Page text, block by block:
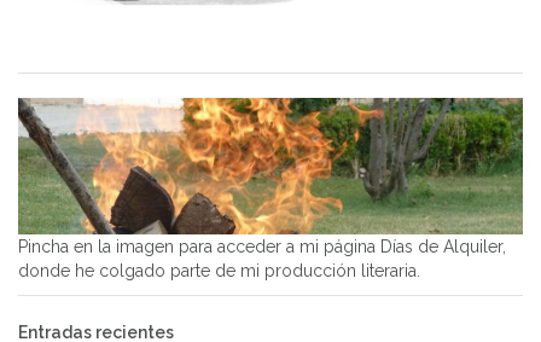
Pincha en la imagen para acceder a mi página Días de Alquiler,
donde he colgado parte de mi producción literaria.
Entradas recientes